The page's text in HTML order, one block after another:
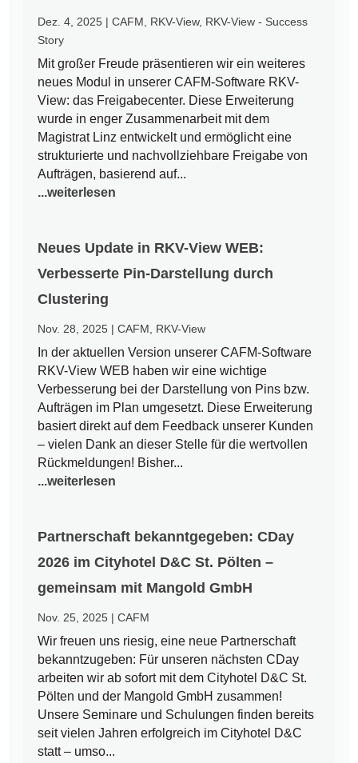
Dez. 4, 2025 |CAFM RKV-View, RKV-View - Success
Story
Mit großer Freude präsentieren wir ein weiteres
neues Modul in unserer CAFM-Software RKV-
View: das Freigabecenter. Diese Erweiterung
wurde in enger Zusammenarbeit mit dem
Magistrat Linz entwickelt und ermöglicht eine
strukturierte und nachvollziehbare Freigabe von
Aufträgen, basierend auf...
...weiterlesen
Neues Update in RKV-View WEB:
Verbesserte Pin-Darstellung durch
Clustering
Nov. 28, 2025 |CAFM RKV-View
In der aktuellen Version unserer CAFM-Software
RKV-View WEB haben wir eine wichtige
Verbesserung bei der Darstellung von Pins bzw.
Aufträgen im Plan umgesetzt. Diese Erweiterung
basiert direkt auf dem Feedback unserer Kunden
– vielen Dank an dieser Stelle für die wertvollen
Rückmeldungen! Bisher...
...weiterlesen
Partnerschaft bekanntgegeben: CDay
2026 im Cityhotel D&C St. Pölten –
gemeinsam mit Mangold GmbH
Nov. 25, 2025 |CAFM
Wir freuen uns riesig, eine neue Partnerschaft
bekanntzugeben: Für unseren nächsten CDay
arbeiten wir ab sofort mit dem Cityhotel D&C St.
Pölten und der Mangold GmbH zusammen!
Unsere Seminare und Schulungen finden bereits
seit vielen Jahren erfolgreich im Cityhotel D&C
statt – umso...